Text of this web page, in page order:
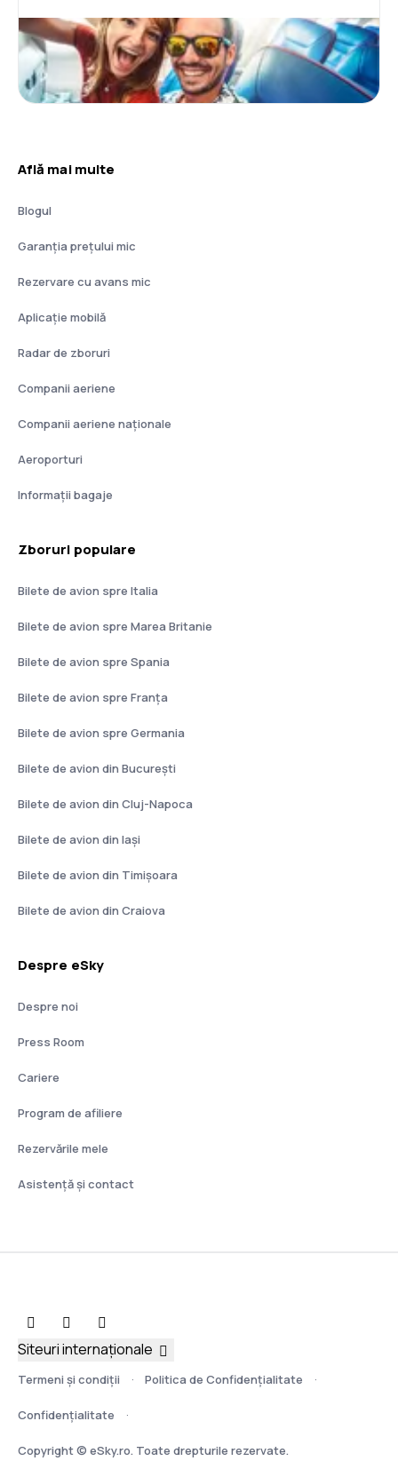
Află mai multe
Blogul
Garanția prețului mic
Rezervare cu avans mic
Aplicație mobilă
Radar de zboruri
Companii aeriene
Companii aeriene naţionale
Aeroporturi
Informații bagaje
Zboruri populare
Bilete de avion spre Italia
Bilete de avion spre Marea Britanie
Bilete de avion spre Spania
Bilete de avion spre Franţa
Bilete de avion spre Germania
Bilete de avion din București
Bilete de avion din Cluj-Napoca
Bilete de avion din Iași
Bilete de avion din Timișoara
Bilete de avion din Craiova
Despre eSky
Despre noi
Press Room
Cariere
Program de afiliere
Rezervările mele
Asistenţă şi contact
Termeni şi condiţii Politica de Confidențialitate
Confidențialitate
Copyright © eSky.ro. Toate drepturile rezervate.
Siteuri internaționale